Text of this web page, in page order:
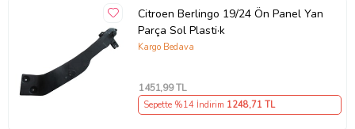
Citroen Berlingo 19/24 Ön Panel Yan
Parça Sol Plasti·k
Kargo Bedava
1451,99 TL
Sepette %14 İndirim 1248,71 TL